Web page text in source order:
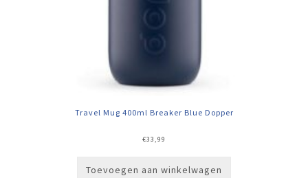
Travel Mug 400ml Breaker Blue Dopper
€33,99
Toevoegen aan winkelwagen